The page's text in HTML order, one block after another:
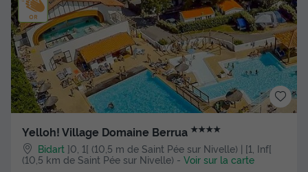
Yelloh! Village Domaine Berrua ★★★★
Bidart ]0, 1[ (10,5 m de Saint Pée sur Nivelle) | [1, Inf[
(10,5 km de Saint Pée sur Nivelle) - Voir sur la carte